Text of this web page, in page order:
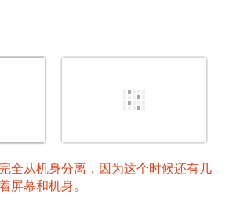
全从机身分离，因为这个时候还有几
屏幕和机身。